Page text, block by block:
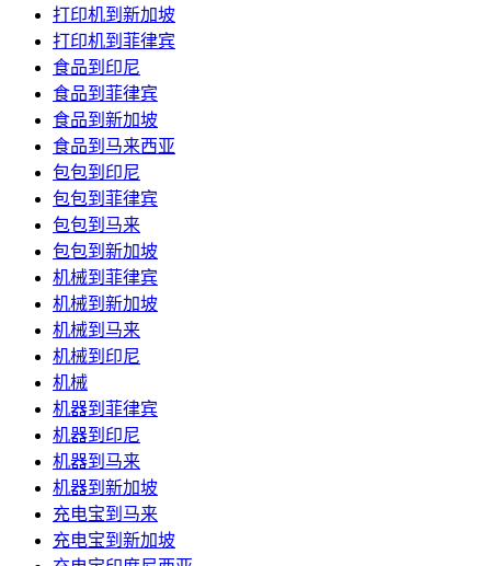
打印机到新加坡
打印机到菲律宾
食品到印尼
食品到菲律宾
食品到新加坡
食品到马来西亚
包包到印尼
包包到菲律宾
包包到马来
包包到新加坡
机械到菲律宾
机械到新加坡
机械到马来
机械到印尼
机械
机器到菲律宾
机器到印尼
机器到马来
机器到新加坡
充电宝到马来
充电宝到新加坡